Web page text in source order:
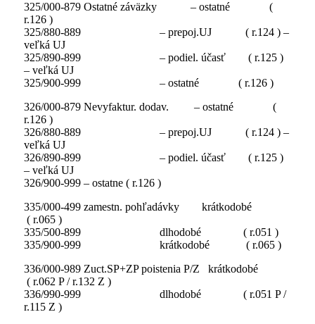
325/000-879 Ostatné záväzky – ostatné (
r.126 )
325/880-889 – prepoj.UJ ( r.124 ) –
veľká UJ
325/890-899 – podiel. účasť ( r.125 )
– veľká UJ
325/900-999 – ostatné ( r.126 )
326/000-879 Nevyfaktur. dodav. – ostatné (
r.126 )
326/880-889 – prepoj.UJ ( r.124 ) –
veľká UJ
326/890-899 – podiel. účasť ( r.125 )
– veľká UJ
326/900-999 – ostatne ( r.126 )
335/000-499 zamestn. pohľadávky krátkodobé
( r.065 )
335/500-899 dlhodobé ( r.051 )
335/900-999 krátkodobé ( r.065 )
336/000-989 Zuct.SP+ZP poistenia P/Z krátkodobé
( r.062 P / r.132 Z )
336/990-999 dlhodobé ( r.051 P /
r.115 Z )